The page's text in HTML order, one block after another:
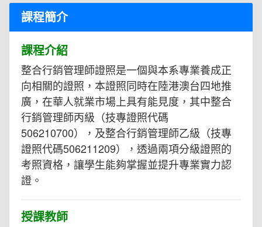
課程簡介
課程介紹
整合行銷管理師證照是一個與本系專業養成正
向相關的證照，本證照同時在陸港澳台四地推
廣，在華人就業市場上具有能見度，其中整合
行銷管理師丙級（技專證照代碼
506210700），及整合行銷管理師乙級（技專
證照代碼506211209），透過兩項分級證照的
考照資格，讓學生能夠掌握並提升專業實力認
證。
授課教師